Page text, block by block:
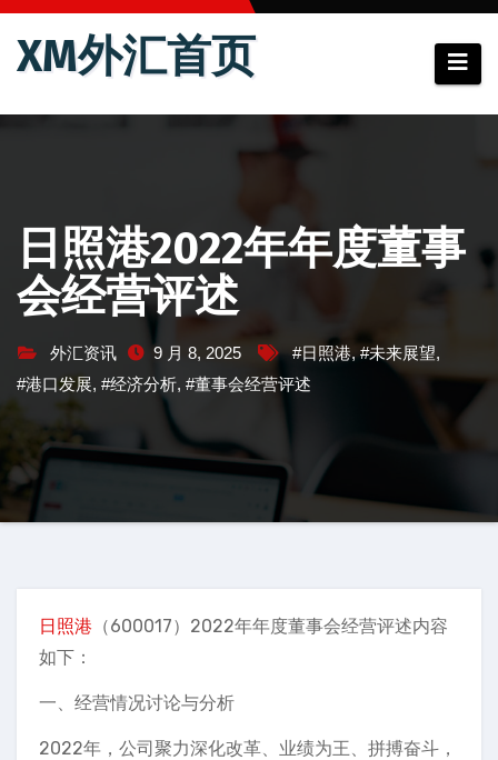
跳
XM外汇首页
日照港2022年年度董事
会经营评述
外汇资讯 9 月 8, 2025 #日照港, #未来展望,
#港口发展, #经济分析, #董事会经营评述
日照港 （600017）2022年年度董事会经营评述内容
如下：
一、经营情况讨论与分析
2022年，公司聚力深化改革、业绩为王、拼搏奋斗，